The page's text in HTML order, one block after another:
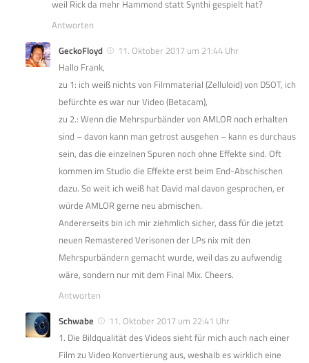
weil Rick da mehr Hammond statt Synthi gespielt hat?
Antworten
GeckoFloyd
11. Oktober 2017 um 21:44 Uhr
Hallo Frank,
zu 1: ich weiß nichts von Filmmaterial (Zelluloid) von DSOT, ich
befürchte es war nur Video (Betacam),
zu 2.: Wenn die Mehrspurbänder von AMLOR noch erhalten
sind – davon kann man getrost ausgehen – kann es durchaus
sein, das die einzelnen Spuren noch ohne Effekte sind. Oft
kommen im Studio die Effekte erst beim End-Abschischen
dazu. So weit ich weiß hat David mal davon gesprochen, er
würde AMLOR gerne neu abmischen.
Andererseits bin ich mir ziehmlich sicher, dass für die jetzt
neuen Remastered Verisonen der LPs nix mit den
Mehrspurbändern gemacht wurde, weil das zu aufwendig
wäre, sondern nur mit dem Final Mix. Cheers.
Antworten
Schwabe
11. Oktober 2017 um 22:41 Uhr
1. Die Bildqualität des Videos sieht für mich auch nach einer
Film zu Video Konvertierung aus, weshalb es wirklich eine